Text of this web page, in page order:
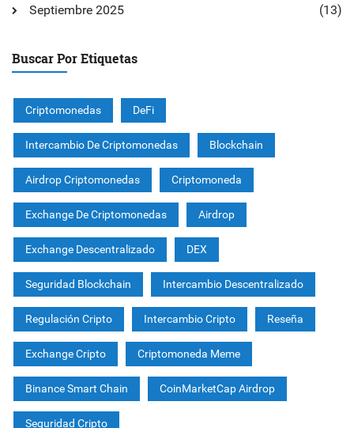
Septiembre 2025 (13)
Buscar Por Etiquetas
Criptomonedas DeFi
Intercambio De Criptomonedas Blockchain
Airdrop Criptomonedas Criptomoneda
Exchange De Criptomonedas Airdrop
Exchange Descentralizado DEX
Seguridad Blockchain Intercambio Descentralizado
Regulación Cripto Intercambio Cripto Reseña
Exchange Cripto Criptomoneda Meme
Binance Smart Chain CoinMarketCap Airdrop
Seguridad Cripto